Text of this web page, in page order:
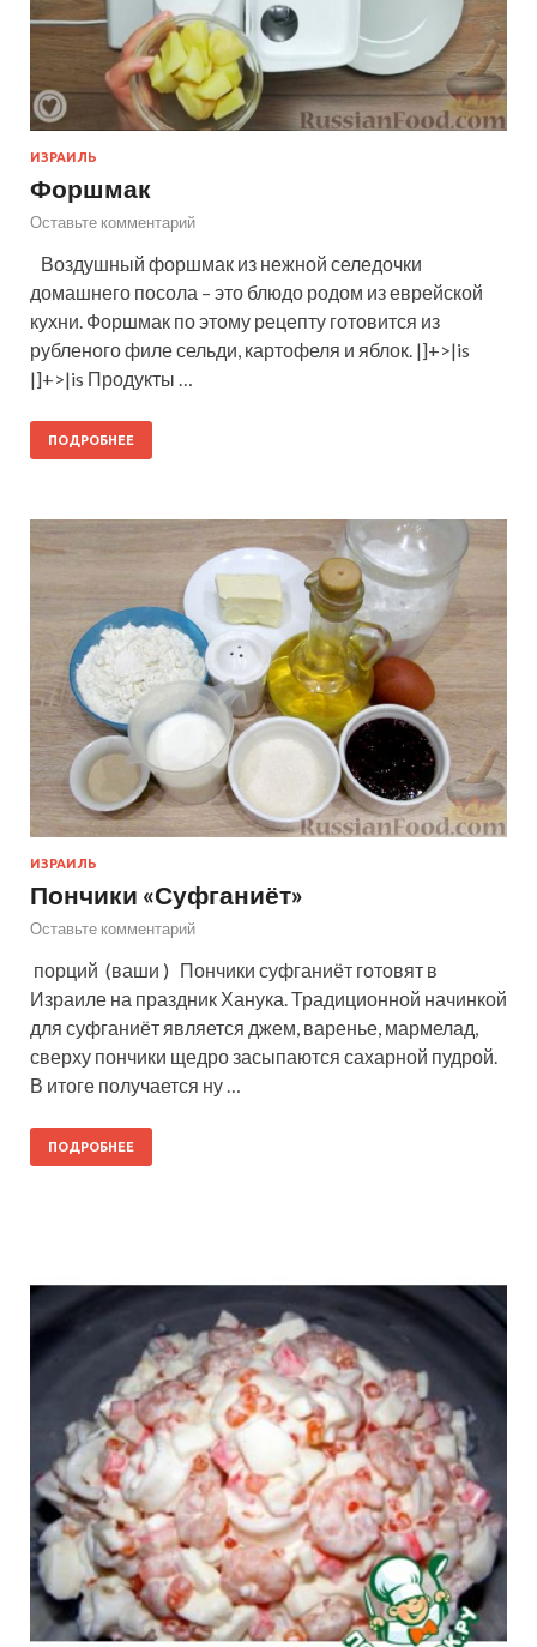
ИЗРАИЛЬ
Форшмак
Оставьте комментарий
Воздушный форшмак из нежной селедочки
домашнего посола – это блюдо родом из еврейской
кухни. Форшмак по этому рецепту готовится из
рубленого филе сельди, картофеля и яблок. |]+>|is
|]+>|is Продукты …
ПОДРОБНЕЕ
ИЗРАИЛЬ
Пончики «Суфганиёт»
Оставьте комментарий
порций (ваши ) Пончики суфганиёт готовят в
Израиле на праздник Ханука. Традиционной начинкой
для суфганиёт является джем, варенье, мармелад,
сверху пончики щедро засыпаются сахарной пудрой.
В итоге получается ну …
ПОДРОБНЕЕ